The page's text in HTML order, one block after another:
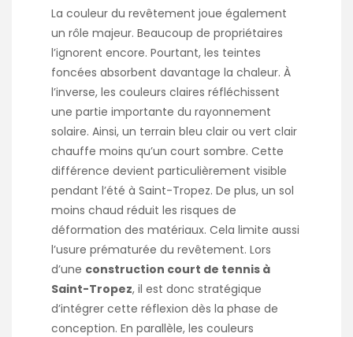
La couleur du revêtement joue également
un rôle majeur. Beaucoup de propriétaires
l’ignorent encore. Pourtant, les teintes
foncées absorbent davantage la chaleur. À
l’inverse, les couleurs claires réfléchissent
une partie importante du rayonnement
solaire. Ainsi, un terrain bleu clair ou vert clair
chauffe moins qu’un court sombre. Cette
différence devient particulièrement visible
pendant l’été à Saint-Tropez. De plus, un sol
moins chaud réduit les risques de
déformation des matériaux. Cela limite aussi
l’usure prématurée du revêtement. Lors
d’une construction court de tennis à
Saint-Tropez, il est donc stratégique
d’intégrer cette réflexion dès la phase de
conception. En parallèle, les couleurs